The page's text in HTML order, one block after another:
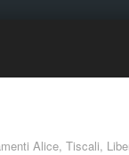
Alice, Tiscali,